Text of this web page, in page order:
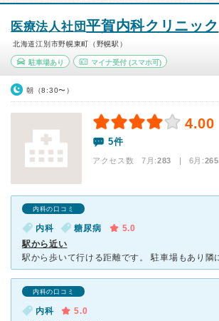
医療法人社団平賀内科クリニック
北海道江別市野幌東町（野幌駅）
駐車場あり マイナ受付(スマホ可)
朝（8:30〜）
4.00
5件
アクセス数 7月:283 | 6月:265
内科の口コミ
内科 糖尿病
5.0
駅から近い
内科の口コミ
内科
5.0